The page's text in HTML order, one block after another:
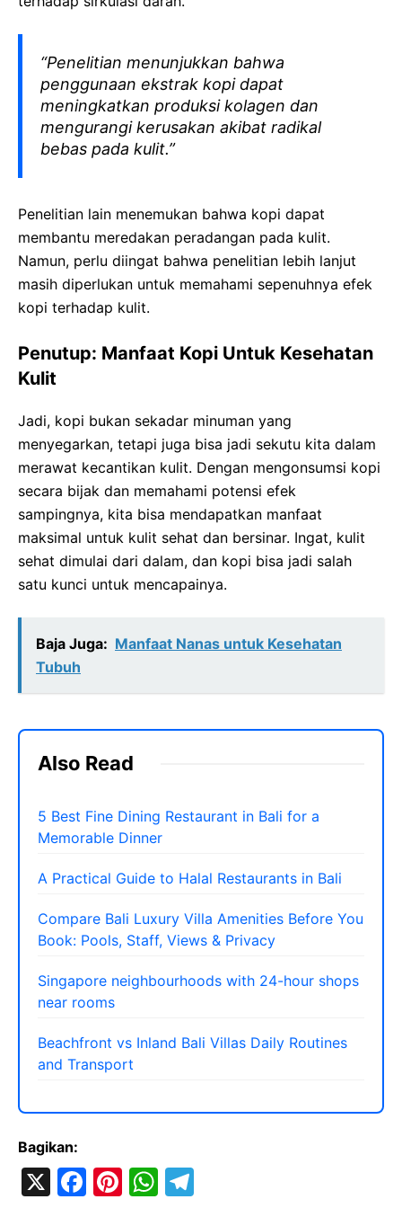
“Penelitian menunjukkan bahwa
penggunaan ekstrak kopi dapat
meningkatkan produksi kolagen dan
mengurangi kerusakan akibat radikal
bebas pada kulit.”
Penelitian lain menemukan bahwa kopi dapat
membantu meredakan peradangan pada kulit.
Namun, perlu diingat bahwa penelitian lebih lanjut
masih diperlukan untuk memahami sepenuhnya efek
kopi terhadap kulit.
Penutup: Manfaat Kopi Untuk Kesehatan
Kulit
Jadi, kopi bukan sekadar minuman yang
menyegarkan, tetapi juga bisa jadi sekutu kita dalam
merawat kecantikan kulit. Dengan mengonsumsi kopi
secara bijak dan memahami potensi efek
sampingnya, kita bisa mendapatkan manfaat
maksimal untuk kulit sehat dan bersinar. Ingat, kulit
sehat dimulai dari dalam, dan kopi bisa jadi salah
satu kunci untuk mencapainya.
Baja Juga: Manfaat Nanas untuk Kesehatan
Tubuh
Also Read
5 Best Fine Dining Restaurant in Bali for a
Memorable Dinner
A Practical Guide to Halal Restaurants in Bali
Compare Bali Luxury Villa Amenities Before You
Book: Pools, Staff, Views & Privacy
Singapore neighbourhoods with 24-hour shops
near rooms
Beachfront vs Inland Bali Villas Daily Routines
and Transport
Bagikan:
X
F
Pi W